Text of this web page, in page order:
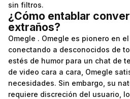
sin filtros.
¿Cómo entablar
extraños?
Omegle . Omegle es pionero en
conectando a desconocidos de
estés de humor para un chat de
de video cara a cara, Omegle
necesidades. Sin embargo, su
requiere discreción del usuario,